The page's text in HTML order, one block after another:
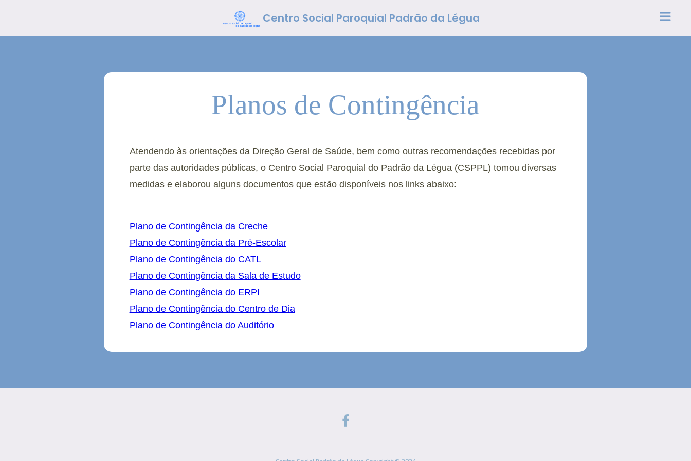
Centro Social Paroquial Padrão da Légua
Planos de Contingência
Atendendo às orientações da Direção Geral de Saúde, bem como outras recomendações recebidas por
parte das autoridades públicas, o Centro Social Paroquial do Padrão da Légua (CSPPL) tomou diversas
medidas e elaborou alguns documentos que estão disponíveis nos links abaixo:
Plano de Contingência da Creche
Plano de Contingência da Pré-Escolar
Plano de Contingência do CATL
Plano de Contingência da Sala de Estudo
Plano de Contingência do ERPI
Plano de Contingência do Centro de Dia
Plano de Contingência do Auditório